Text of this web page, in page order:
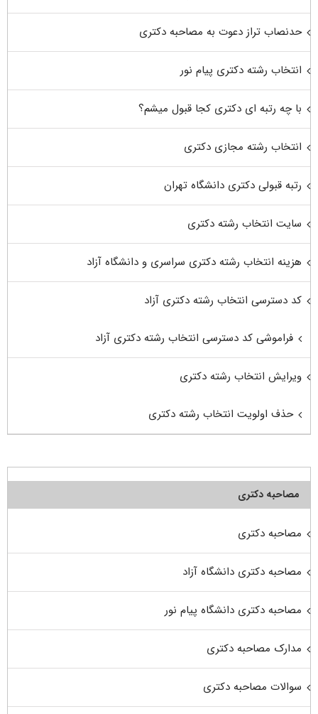
حدنصاب تراز دعوت به مصاحبه دکتری
انتخاب رشته دکتری پیام نور
با چه رتبه ای دکتری کجا قبول میشم؟
انتخاب رشته مجازی دکتری
رتبه قبولی دکتری دانشگاه تهران
سایت انتخاب رشته دکتری
هزینه انتخاب رشته دکتری سراسری و دانشگاه آزاد
کد دسترسی انتخاب رشته دکتری آزاد
فراموشی کد دسترسی انتخاب رشته دکتری آزاد
ویرایش انتخاب رشته دکتری
حذف اولویت انتخاب رشته دکتری
مصاحبه دکتری
مصاحبه دکتری
مصاحبه دکتری دانشگاه آزاد
مصاحبه دکتری دانشگاه پیام نور
مدارک مصاحبه دکتری
سوالات مصاحبه دکتری